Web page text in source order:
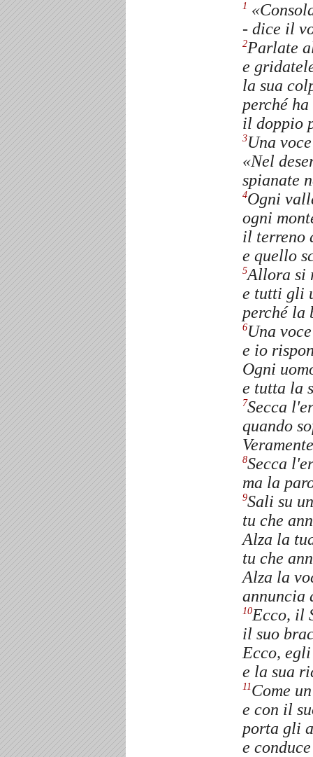
1
- dice il
2Parlate
e
la sua
perché
il doppio
3Una
«Nel
spianate
4Ogni
ogni
il terreno
e quello
5Allora si
e tutti gli
perché la
6Una
e io
Ogni
e tutta la
7Secca
quando
8Secca
ma la
9Sali su
tu che
Alza la
tu che
Alza la
annuncia
10Ecco, il
il suo
Ecco,
e la sua
11Come
e con il
porta gli
e